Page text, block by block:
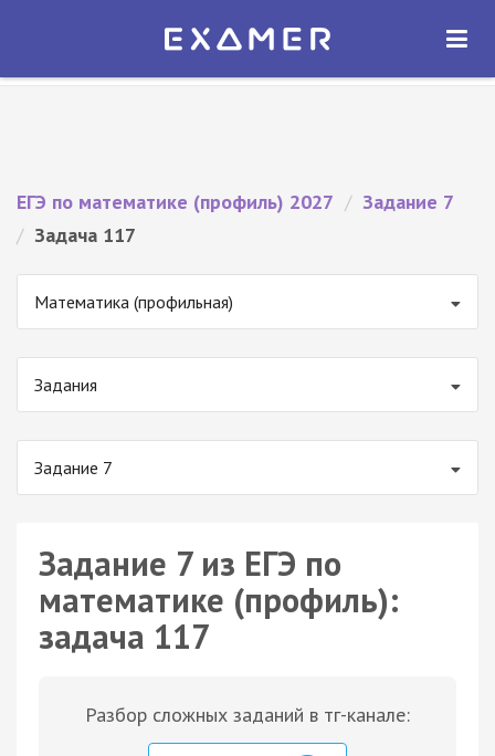
Экзамер — ЕГЭ 2027
ОТКРЫТЬ
ЕГЭ по математике (профиль) 2027 / Задание 7
/ Задача 117
Математика (профильная)
Задания
Задание 7
Задание 7 из ЕГЭ по
математике (профиль):
задача 117
Разбор сложных заданий в тг-канале: